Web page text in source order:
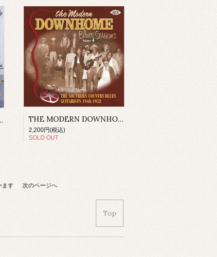
& TUMBLIN' THE MODERN DOWNHOME BLUES SESSIONS VOL 4:SOUTHERN COUNTRY BLUES GUITARISTS 1948-1952(CD)
2,200円(税込)
SOLD OUT
ます 次のページへ
Top